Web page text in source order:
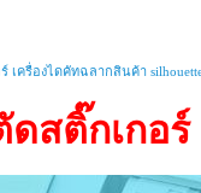
สติ๊กเกอร์